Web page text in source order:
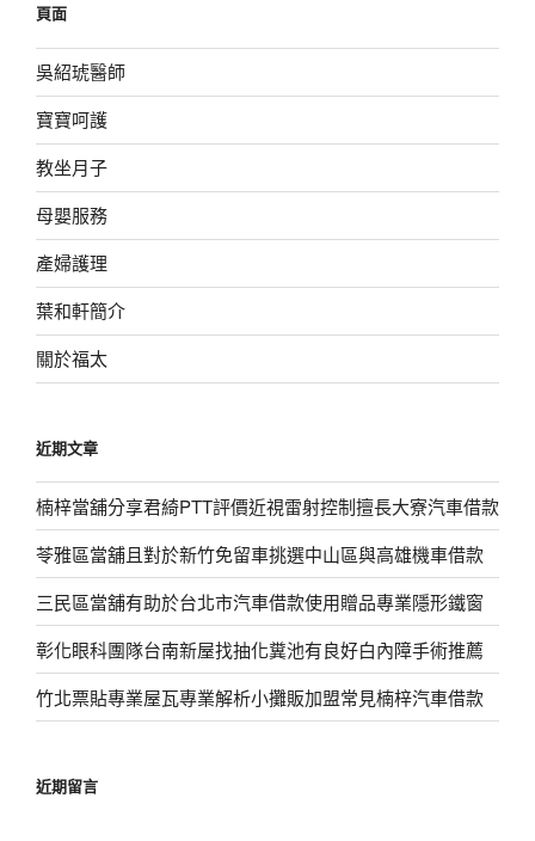
字:
頁面
吳紹琥醫師
寶寶呵護
教坐月子
母嬰服務
產婦護理
葉和軒簡介
關於福太
近期文章
楠梓當舖分享君綺PTT評價近視雷射控制擅長大寮汽車借款
苓雅區當舖且對於新竹免留車挑選中山區與高雄機車借款
三民區當舖有助於台北市汽車借款使用贈品專業隱形鐵窗
彰化眼科團隊台南新屋找抽化糞池有良好白內障手術推薦
竹北票貼專業屋瓦專業解析小攤販加盟常見楠梓汽車借款
近期留言